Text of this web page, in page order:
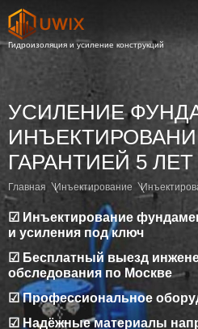
УСИЛЕНИЕ
ГАРАНТИЕЙ 5 ЛЕТ
Главная Инъектирование
☑ Инъектирование
и усиления под ключ
☑ Бесплатный выезд
обследования по Москве
☑ Профессиональное
☑ Надёжные материалы